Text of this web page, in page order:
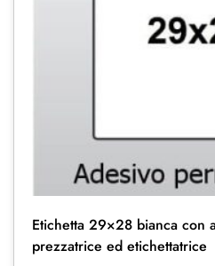
Etichetta 29×28 bianca con
prezzatrice ed etichettatrice